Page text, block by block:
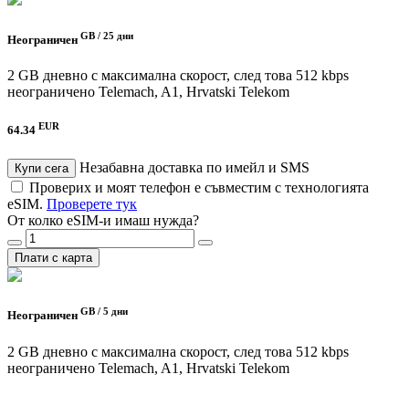
Неограничен GB / 25 дни
2 GB дневно с максимална скорост, след това 512 kbps
неограничено Telemach, A1, Hrvatski Telekom
64.34 EUR
Купи сега
Незабавна доставка по имейл и SMS
Проверих и моят телефон е съвместим с технологията
eSIM. Проверете тук
От колко eSIM-и имаш нужда?
Плати с карта
Неограничен GB / 5 дни
2 GB дневно с максимална скорост, след това 512 kbps
неограничено Telemach, A1, Hrvatski Telekom